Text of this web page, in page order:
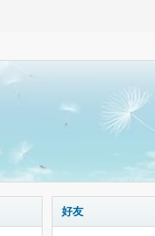
好友